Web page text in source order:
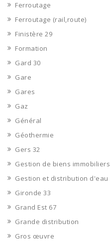
Ferroutage
Ferroutage (rail,route)
Finistère 29
Formation
Gard 30
Gare
Gares
Gaz
Général
Géothermie
Gers 32
Gestion de biens immobiliers
Gestion et distribution d'eau
Gironde 33
Grand Est 67
Grande distribution
Gros œuvre